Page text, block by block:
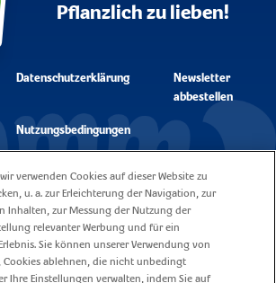
Pflanzlich zu lieben!
Datenschutzerklärung
Nutzungsbedingungen
Kontakt
Karriere
Newsletter
abbestellen
verwenden Cookies auf dieser Website zu
u. a. zur Erleichterung der Navigation, zur
Inhalten, zur Messung der Nutzung der
relevanter Werbung und für ein
Sie können unserer Verwendung von
Cookies ablehnen, die nicht unbedingt
Ihre Einstellungen verwalten, indem Sie auf